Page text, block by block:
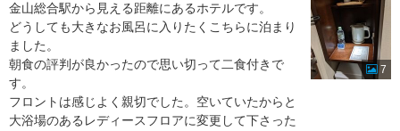
金山総合駅から見える距離にあるホテルです。
どうしても大きなお風呂に入りたくこちらに泊まり
ました。
朝食の評判が良かったので思い切って二食付きで
す。
フロントは感じよく親切でした。空いていたからと
大浴場のあるレディースフロアに変更して下さった
7